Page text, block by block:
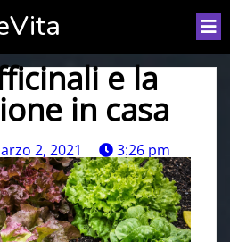
e la
in casa
2, 2021 3:26 pm